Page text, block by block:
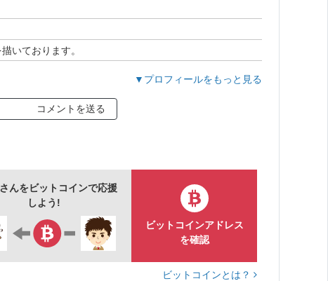
いております。
▼プロフィールをもっと見る
コメントを送る
んをビットコインで応援
しよう!
ビットコインアドレス
を確認
ビットコインとは？